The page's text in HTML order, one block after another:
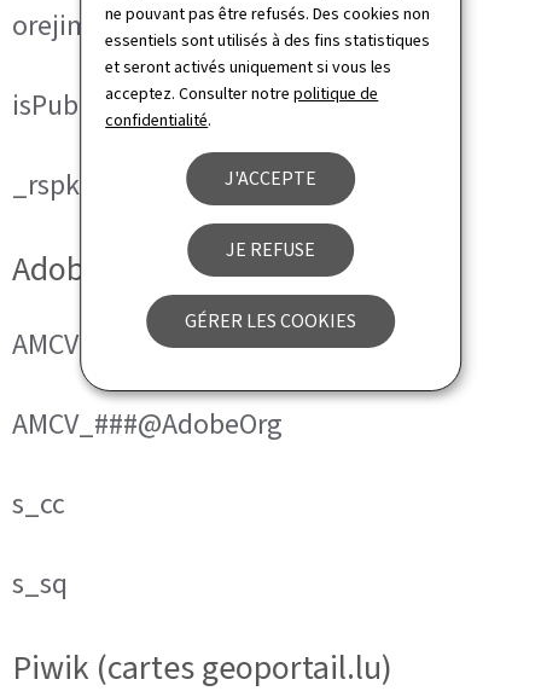
ne pouvant pas être refusés. Des cookies non
essentiels sont utilisés à des fins statistiques
et seront activés uniquement si vous les
acceptez. Consulter notrepolitique de
confidentialité.
J'ACCEPTE
JE REFUSE
GÉRER LES COOKIES
orejime
isPublicWebsite
_rspkrLoadCore (ReadSpeaker)
Adobe Analytics
AMCVS_###@AdobeOrg
AMCV_###@AdobeOrg
s_cc
s_sq
Piwik (cartes geoportail.lu)